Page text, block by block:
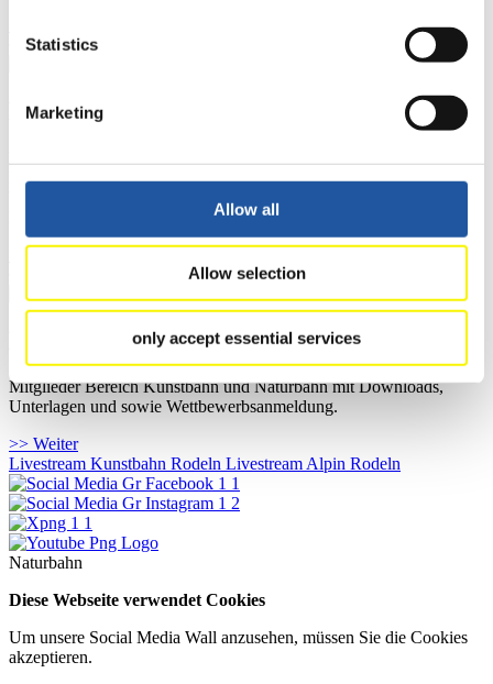
Statistics
Marketing
Allow all
Allow selection
only accept essential services
Für Fans
Rennkalender sowie die Ergebnisse einsehen und Live-Streams der
Rennrodelsports nachlesen und Athletenbiographien abrufen.
>> Weiter
Mitglieder Sektion
Mitglieder Bereich Kunstbahn und Naturbahn mit Downloads,
Unterlagen und sowie Wettbewerbsanmeldung.
>> Weiter
Livestream Kunstbahn Rodeln Livestream Alpin Rodeln
Naturbahn
Diese Webseite verwendet Cookies
Um unsere Social Media Wall anzusehen, müssen Sie die Cookies
akzeptieren.